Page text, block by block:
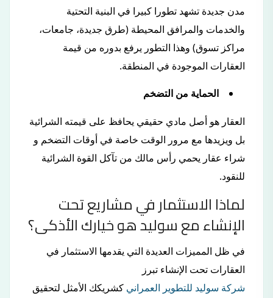
مدن جديدة تشهد تطورا كبيرا في البنية التحتية
والخدمات والمرافق المحيطة (طرق جديدة، جامعات،
مراكز تسوق) وهذا التطور يرفع بدوره من قيمة
العقارات الموجودة في المنطقة.
الحماية من التضخم
العقار هو أصل مادي حقيقي يحافظ على قيمته الشرائية
بل ويزيدها مع مرور الوقت خاصة في أوقات التضخم و
شراء عقار يحمي رأس مالك من تآكل القوة الشرائية
للنقود.
لماذا الاستثمار في مشاريع تحت
الإنشاء مع سوليد هو خيارك الأذكى؟
في ظل المميزات العديدة التي يقدمها الاستثمار في
العقارات تحت الإنشاء تبرز
شركة سوليد للتطوير العمراني كشريكك الأمثل لتحقيق